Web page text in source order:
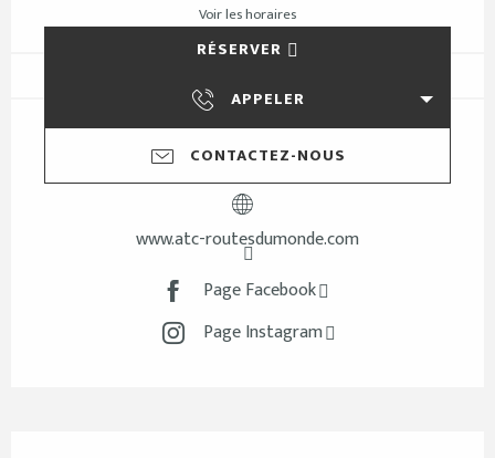
Voir les horaires
RÉSERVER
APPELER
CONTACTEZ-NOUS
www.atc-routesdumonde.com
Page Facebook
Page Instagram